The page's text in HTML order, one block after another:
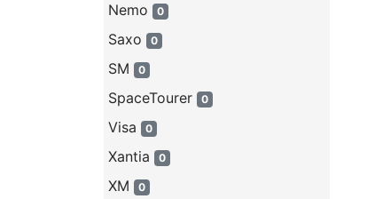
Nemo 0
Saxo 0
SM 0
SpaceTourer 0
Visa 0
Xantia 0
XM 0